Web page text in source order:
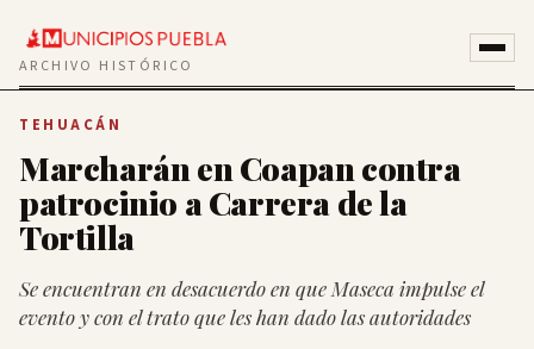
ARCHIVO HISTÓRICO
TEHUACÁN
Marcharán en Coapan contra
patrocinio a Carrera de la
Tortilla
Se encuentran en desacuerdo en que Maseca impulse el
evento y con el trato que les han dado las autoridades